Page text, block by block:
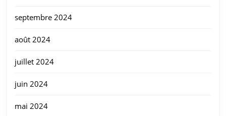
septembre 2024
août 2024
juillet 2024
juin 2024
mai 2024